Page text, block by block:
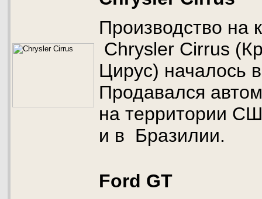
Производство на
Chrysler Cirrus
Цирус) началось
Продавался
на территории
и в Бразилии.
Ford GT